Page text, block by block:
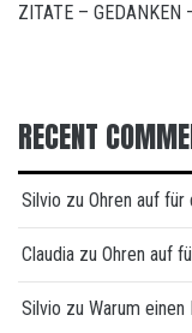
ZITATE – GEDANKEN
RECENT
Silvio zu Ohren auf
Claudia zu Ohren auf
Silvio zu Warum